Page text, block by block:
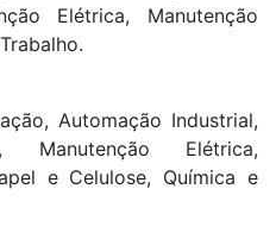
Elétrica, Manutenção
Automação Industrial,
Manutenção Elétrica,
e Celulose, Química e